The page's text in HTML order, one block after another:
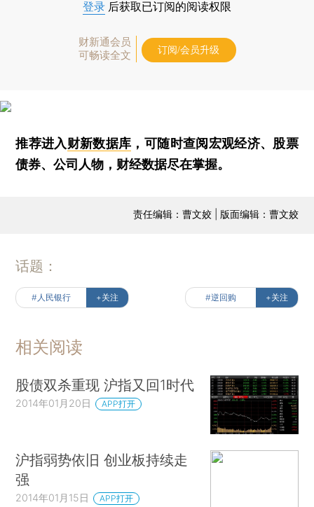
登录 后获取已订阅的阅读权限
财新通会员
可畅读全文
订阅/会员升级
推荐进入财新数据库 ，可随时查阅宏观经济、股票
债券、公司人物，财经数据尽在掌握。
责任编辑：曹文姣 | 版面编辑：曹文姣
话题：
#人民银行 +关注 #逆回购 +关注
相关阅读
股债双杀重现 沪指又回1时代
2014年01月20日 APP打开
沪指弱势依旧 创业板持续走
强
2014年01月15日 APP打开